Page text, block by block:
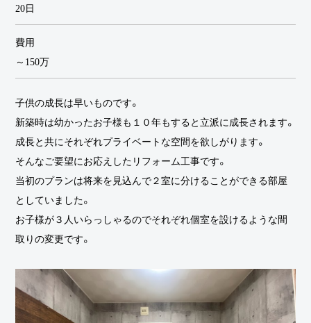
20日
費用
～150万
子供の成長は早いものです。
新築時は幼かったお子様も１０年もすると立派に成長されます。
成長と共にそれぞれプライベートな空間を欲しがります。
そんなご要望にお応えしたリフォーム工事です。
当初のプランは将来を見込んで２室に分けることができる部屋
としていました。
お子様が３人いらっしゃるのでそれぞれ個室を設けるような間
取りの変更です。